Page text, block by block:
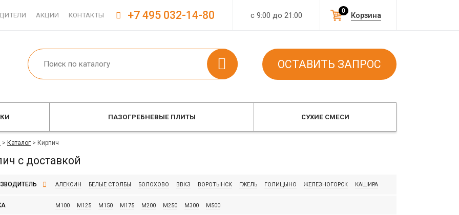
АКЦИИ КОНТАКТЫ с 9:00 до 21:00 Корзина
0
+7 495 032-14-80
ОСТАВИТЬ ЗАПРОС
ПАЗОГРЕБНЕВЫЕ ПЛИТЫ СУХИЕ СМЕСИ
> Каталог > Кирпич
с доставкой
АЛЕКСИН БЕЛЫЕ СТОЛБЫ БОЛОХОВО ВВКЗ ВОРОТЫНСК ГЖЕЛЬ ГОЛИЦЫНО ЖЕЛЕЗНОГОРСК КАШИРА
М100 М125 М150 М175 М200 М250 М300 М500